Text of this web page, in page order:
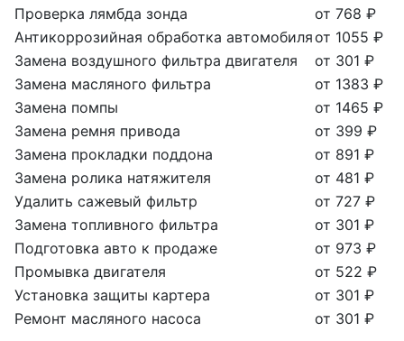
Проверка лямбда зонда
от 768 ₽
Антикоррозийная обработка автомобиляот 1055 ₽
Замена воздушного фильтра двигателя
от 301 ₽
Замена масляного фильтра
от 1383 ₽
Замена помпы
от 1465 ₽
Замена ремня привода
от 399 ₽
Замена прокладки поддона
от 891 ₽
Замена ролика натяжителя
от 481 ₽
Удалить сажевый фильтр
от 727 ₽
Замена топливного фильтра
от 301 ₽
Подготовка авто к продаже
от 973 ₽
Промывка двигателя
от 522 ₽
Установка защиты картера
от 301 ₽
Ремонт масляного насоса
от 301 ₽